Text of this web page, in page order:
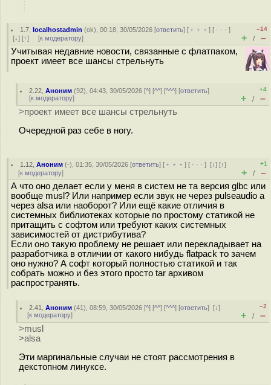
1.7 ,localhostadmin (ok), 00:18, 30/05/2026 [ответить] [ ﹢﹢﹢] [ · · ·]
[↓] [↑] [к модератору]
–14
+ / –
Учитывая недавние новости, связанные с флатпаком,
проект имеет все шансы стрельнуть
2.22 ,Аноним (92), 04:43, 30/05/2026 [^] [^^] [^^^] [ответить]
[к модератору]
+4
+ / –
>проект имеет все шансы стрельнуть
Очередной раз себе в ногу.
1.12 ,Аноним (-), 01:35, 30/05/2026 [ответить] [ ﹢﹢﹢] [ · · ·][↓] [↑]
[к модератору]
+1
+ / –
А что оно делает если у меня в систем не та версия glbc или
вообще musl? Или например если звук не через pulseaudio а
через alsa или наоборот? Или ещё какие отличия в
системных библиотеках которые по простому статикой не
притащить с софтом или требуют каких системных
зависимостей от дистрибутива?
Если оно такую проблему не решает или перекладывает на
разработчика в отличии от какого нибудь flatpack то зачем
оно нужно? А софт который полностью статикой и так
собрать можно и без этого просто tar архивом
распространять.
2.41 ,Аноним (41), 08:59, 30/05/2026 [^] [^^] [^^^] [ответить][↓]
[к модератору]
–2
+ / –
>musl
>alsa
Эти маргинальные случаи не стоят рассмотрения в
декстопном линуксе.